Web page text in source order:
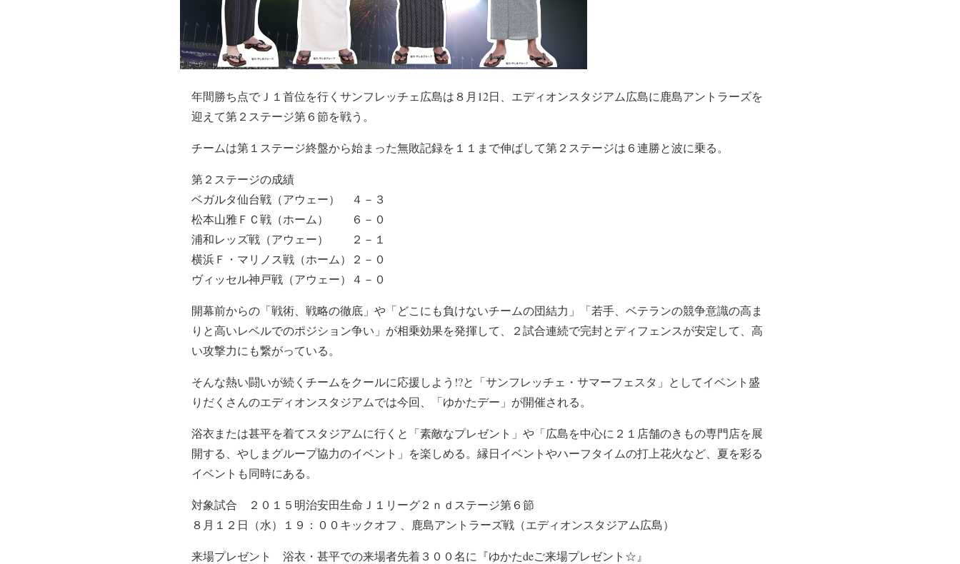
年間勝ち点でＪ１首位を行くサンフレッチェ広島は８月12日、エディオンスタジアム広島に鹿島アントラーズを
迎えて第２ステージ第６節を戦う。
チームは第１ステージ終盤から始まった無敗記録を１１まで伸ばして第２ステージは６連勝と波に乗る。
第２ステージの成績
ベガルタ仙台戦（アウェー） ４－３
松本山雅ＦＣ戦（ホーム） ６－０
浦和レッズ戦（アウェー） ２－１
横浜Ｆ・マリノス戦（ホーム）２－０
ヴィッセル神戸戦（アウェー）４－０
開幕前からの「戦術、戦略の徹底」や「どこにも負けないチームの団結力」「若手、ベテランの競争意識の高ま
りと高いレベルでのポジション争い」が相乗効果を発揮して、２試合連続で完封とディフェンスが安定して、高
い攻撃力にも繋がっている。
そんな熱い闘いが続くチームをクールに応援しよう!?と「サンフレッチェ・サマーフェスタ」としてイベント盛
りだくさんのエディオンスタジアムでは今回、「ゆかたデー」が開催される。
浴衣または甚平を着てスタジアムに行くと「素敵なプレゼント」や「広島を中心に２１店舗のきもの専門店を展
開する、やしまグループ協力のイベント」を楽しめる。 縁日イベントやハーフタイムの打上花火など、 夏を彩る
イベントも同時にある。
対象試合
２０１５明治安田生命Ｊ１リーグ２ｎｄステージ第６節
８月１２日（水）１９：００キックオフ
鹿島アントラーズ戦（エディオンスタジアム広島）
来場プレゼント 浴衣・甚平での来場者先着３００名に『ゆかたdeご来場プレゼント☆』